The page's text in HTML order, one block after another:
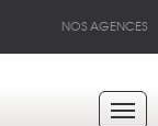
NOS AGENCES